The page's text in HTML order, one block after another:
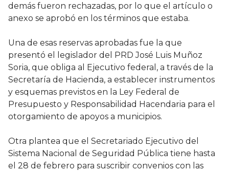
demás fueron rechazadas, por lo que el artículo o
anexo se aprobó en los términos que estaba.
Una de esas reservas aprobadas fue la que
presentó el legislador del PRD José Luis Muñoz
Soria, que obliga al Ejecutivo federal, a través de la
Secretaría de Hacienda, a establecer instrumentos
y esquemas previstos en la Ley Federal de
Presupuesto y Responsabilidad Hacendaria para el
otorgamiento de apoyos a municipios.
Otra plantea que el Secretariado Ejecutivo del
Sistema Nacional de Seguridad Pública tiene hasta
el 28 de febrero para suscribir convenios con las